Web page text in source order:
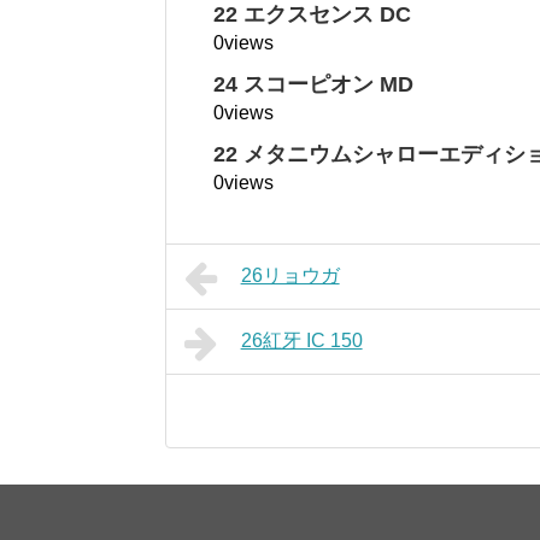
22 エクスセンス DC
0views
24 スコーピオン MD
0views
22 メタニウムシャローエディシ
0views
26リョウガ
26紅牙 IC 150